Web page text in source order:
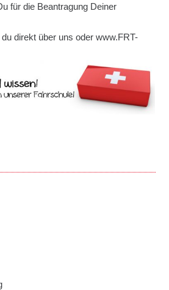
für die Beantragung Deiner
direkt über uns oder www.FRT-